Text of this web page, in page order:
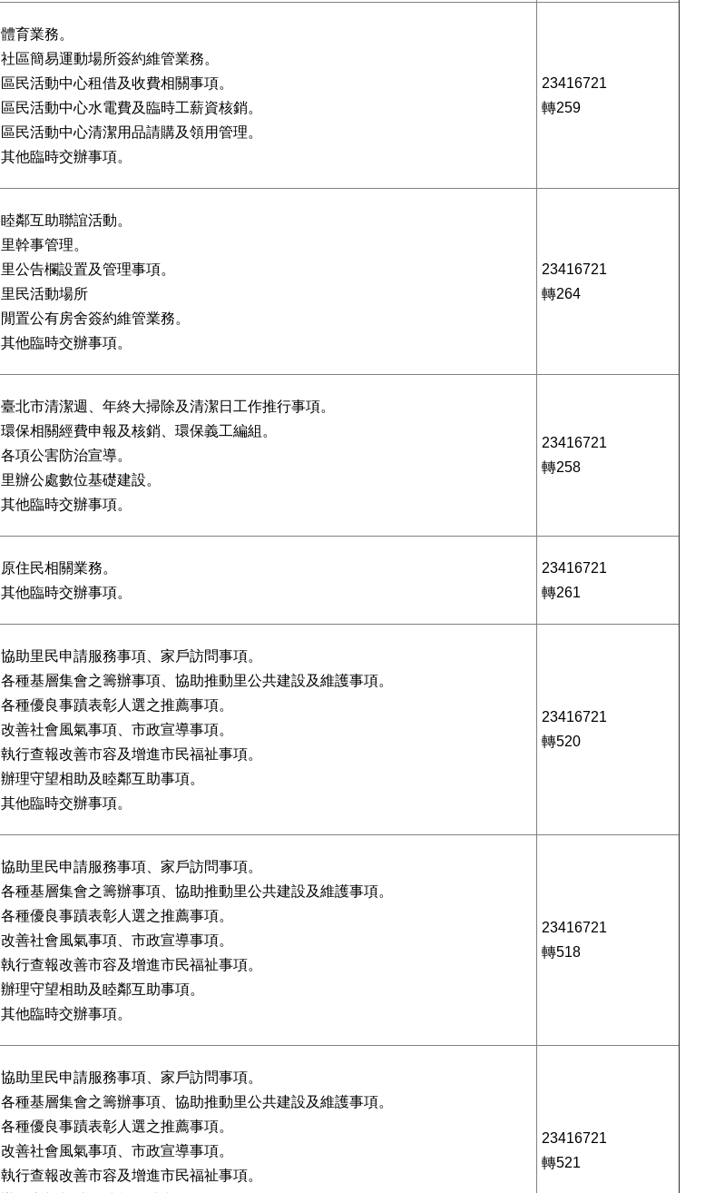
體育業務。
社區簡易運動場所簽約維管業務。
區民活動中心租借及收費相關事項。
區民活動中心水電費及臨時工薪資核銷。
區民活動中心清潔用品請購及領用管理。
其他臨時交辦事項。
23416721
轉259
睦鄰互助聯誼活動。
里幹事管理。
里公告欄設置及管理事項。
里民活動場所
閒置公有房舍簽約維管業務。
其他臨時交辦事項。
23416721
轉264
臺北市清潔週、年終大掃除及清潔日工作推行事項。
環保相關經費申報及核銷、環保義工編組。
各項公害防治宣導。
里辦公處數位基礎建設。
其他臨時交辦事項。
23416721
轉258
原住民相關業務。
其他臨時交辦事項。
23416721
轉261
協助里民申請服務事項、家戶訪問事項。
各種基層集會之籌辦事項、協助推動里公共建設及維護事項。
各種優良事蹟表彰人選之推薦事項。
改善社會風氣事項、市政宣導事項。
執行查報改善市容及增進市民福祉事項。
辦理守望相助及睦鄰互助事項。
其他臨時交辦事項。
23416721
轉520
協助里民申請服務事項、家戶訪問事項。
各種基層集會之籌辦事項、協助推動里公共建設及維護事項。
各種優良事蹟表彰人選之推薦事項。
改善社會風氣事項、市政宣導事項。
執行查報改善市容及增進市民福祉事項。
辦理守望相助及睦鄰互助事項。
其他臨時交辦事項。
23416721
轉518
協助里民申請服務事項、家戶訪問事項。
各種基層集會之籌辦事項、協助推動里公共建設及維護事項。
各種優良事蹟表彰人選之推薦事項。
改善社會風氣事項、市政宣導事項。
執行查報改善市容及增進市民福祉事項。
23416721
轉521